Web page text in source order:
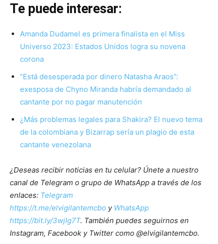
Te puede interesar:
Amanda Dudamel es primera finalista en el Miss
Universo 2023: Estados Unidos logra su novena
corona
“Está desesperada por dinero Natasha Araos”:
exesposa de Chyno Miranda habría demandado al
cantante por no pagar manutención
¿Más problemas legales para Shakira? El nuevo tema
de la colombiana y Bizarrap sería un plagio de esta
cantante venezolana
¿Deseas recibir noticias en tu celular? Únete a nuestro
canal de Telegram o grupo de WhatsApp a través de los
enlaces: Telegram
https://t.me/elvigilantemcbo y WhatsApp
https://bit.ly/3wjIg7T. También puedes seguirnos en
Instagram, Facebook y Twitter como @elvigilantemcbo.